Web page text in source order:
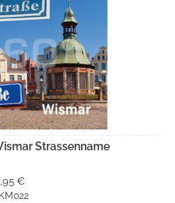
Strassenname
€